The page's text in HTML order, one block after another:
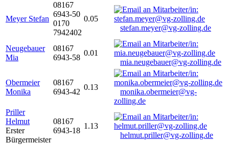
Meyer Stefan
08167
6943-50
0170
7942402
0.05
stefan.meyer@vg-zolling.de
Neugebauer
Mia
08167
6943-58
0.01
mia.neugebauer@vg-zolling.de
Obermeier
Monika
08167
6943-42
0.13
monika.obermeier@vg-
zolling.de
Priller
Helmut
Erster
Bürgermeister
08167
6943-18
1.13
helmut.priller@vg-zolling.de